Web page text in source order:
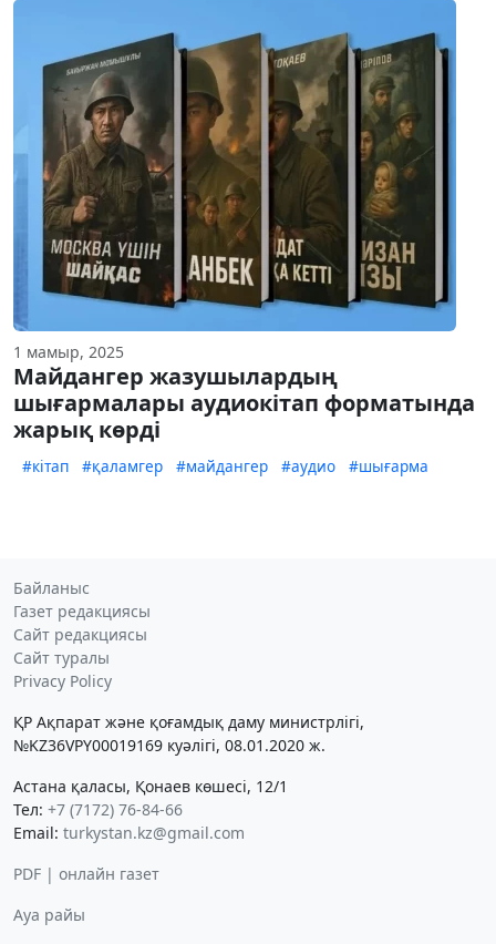
1 мамыр, 2025
Майдангер жазушылардың
шығармалары аудиокітап форматында
жарық көрді
#кітап #қаламгер #майдангер #аудио #шығарма
Байланыс
Газет редакциясы
Сайт редакциясы
Сайт туралы
Privacy Policy
ҚР Ақпарат және қоғамдық даму министрлігі,
№KZ36VPY00019169 куәлігі, 08.01.2020 ж.
Астана қаласы, Қонаев көшесі, 12/1
Тел: +7 (7172) 76-84-66
Email: turkystan.kz@gmail.com
PDF | онлайн газет
Ауа райы